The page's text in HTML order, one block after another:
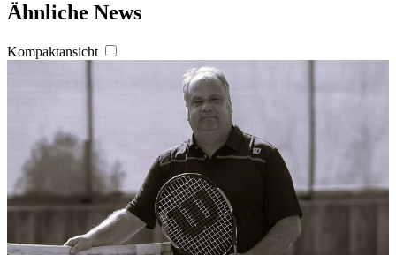
Ähnliche News
Kompaktansicht